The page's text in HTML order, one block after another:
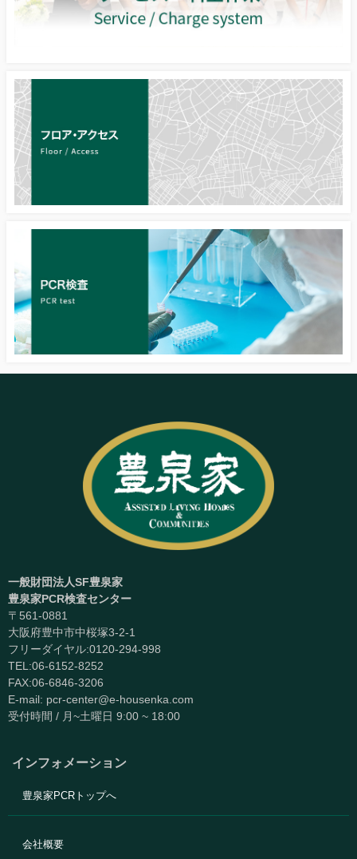
一般財団法人SF豊泉家
豊泉家PCR検査センター
〒561-0881
大阪府豊中市中桜塚3-2-1
フリーダイヤル:0120-294-998
TEL:06-6152-8252
FAX:06-6846-3206
E-mail: pcr-center@e-housenka.com
受付時間 / 月~土曜日 9:00 ~ 18:00
インフォメーション
豊泉家PCRトップへ
会社概要